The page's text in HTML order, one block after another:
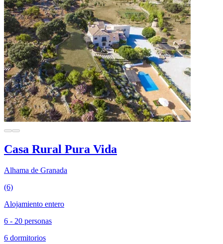
Casa Rural Pura Vida
Alhama de Granada
(6)
Alojamiento entero
6 - 20 personas
6 dormitorios